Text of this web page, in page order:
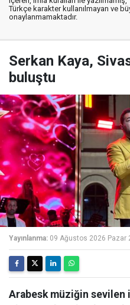
Türkçe karakter kullanılmayan ve
onaylanmamaktadır.
Serkan Kaya,
buluştu
Yayınlanma: 09 Ağustos 2026 Pazar
Arabesk müziğin sevilen